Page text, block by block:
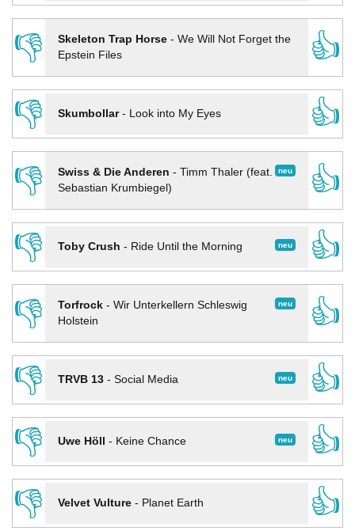
👎
Skeleton Trap Horse- We Will Not Forget the
Epstein Files
👍
👎
Skumbollar- Look into My Eyes
👍
👎
neu
Swiss & Die Anderen - Timm Thaler (feat.
Sebastian Krumbiegel)
👍
👎
neu
Toby Crush - Ride Until the Morning
👍
👎
neu
Torfrock- Wir Unterkellern Schleswig
Holstein
👍
👎
neu
TRVB 13- Social Media
👍
👎
neu
Uwe Höll - Keine Chance
👍
👎
Velvet Vulture- Planet Earth
👍